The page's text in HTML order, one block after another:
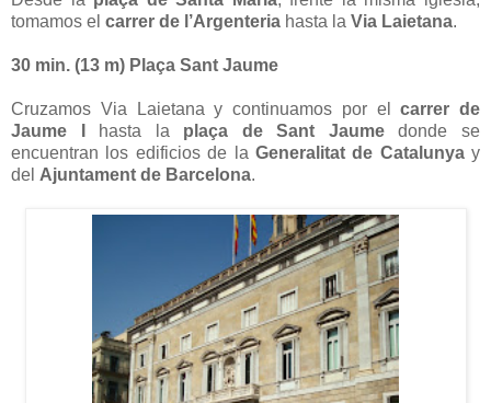
tomamos el carrer de l’Argenteria hasta la Via Laietana.
30 min. (13 m) Plaça Sant Jaume
Cruzamos Via Laietana y continuamos por elcarrer de
Jaume I
hasta la plaça de Sant Jaumedonde se
encuentran los edificios de la Generalitat de Catalunyay
del Ajuntament de Barcelona.